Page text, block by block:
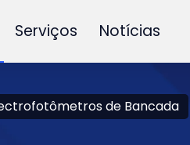
Serviços Notícias
de Bancada